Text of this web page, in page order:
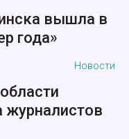
вышла в
года»
Новости